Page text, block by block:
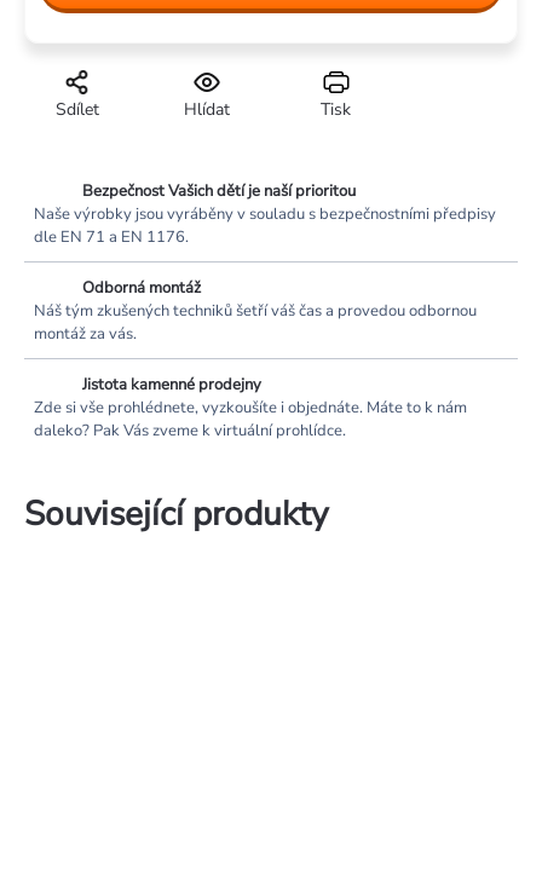
Tisk
Hlídat
Sdílet
Bezpečnost Vašich dětí je naší prioritou
Naše výrobky jsou vyráběny v souladu s bezpečnostními předpisy
dle EN 71 a EN 1176.
Odborná montáž
Náš tým zkušených techniků šetří váš čas a provedou odbornou
montáž za vás.
Jistota kamenné prodejny
Zde si vše prohlédnete, vyzkoušíte i objednáte. Máte to k nám
daleko? Pak Vás zveme k virtuální prohlídce.
Související produkty